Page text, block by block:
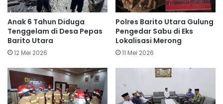
Anak 6 Tahun Diduga
Tenggelam di Desa Pepas
Barito Utara
12 Mei 2026
Polres Barito Utara Gulung
Pengedar Sabu di Eks
Lokalisasi Merong
11 Mei 2026